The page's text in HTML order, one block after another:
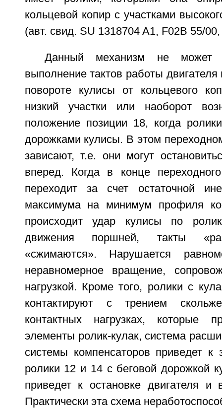
кольцевой копир с участками
(авт. свид. SU 1318704 A1, F02B 55/
Данный механизм не может
выполнение тактов работы
повороте кулисы от кольцевого
низкий участки или наоборот
положение позиции 18, когда
дорожками кулисы. В этом
зависают, т.е. они могут
вперед. Когда в конце
переходит за счет остаточной
максимума на минимум профиля
происходит удар кулисы по
движения поршней, такты
«сжимаются». Нарушается
неравномерное вращение,
нагрузкой. Кроме того, ролики с
контактируют с трением
контактных нагрузках, которые
элементы ролик-кулак, система
системы компенсаторов приведет к
ролики 12 и 14 с беговой дорожкой
приведет к остановке двигателя и
Практически эта схема